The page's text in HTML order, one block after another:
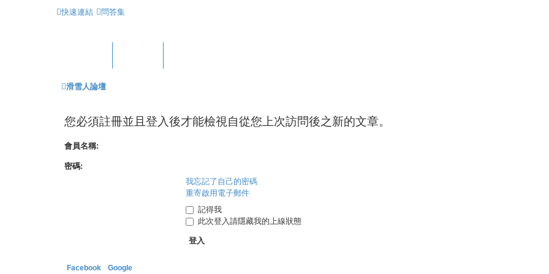
快速連結 問答集
滑雪人論壇
您必須註冊並且登入後才能檢視自從您上次訪問後之新的文章。
會員名稱:
密碼:
我忘記了自己的密碼
重寄啟用電子郵件
記得我
此次登入請隱藏我的上線狀態
Facebook Google